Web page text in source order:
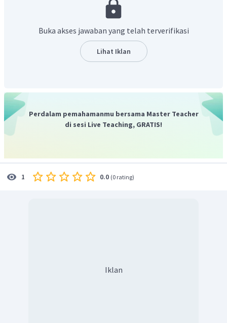
Berdasarkan tabel di atas, larutan yang lebih baik dalam
Buka akses jawaban yang telah terverifikasi
Lihat Iklan
Perdalam pemahamanmu bersama Master Teacher
di sesi Live Teaching, GRATIS!
1 0.0 (0 rating)
Iklan